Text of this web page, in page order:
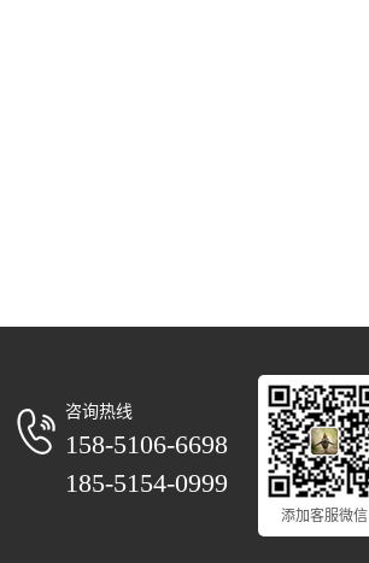
咨询热线
158-5106-6698
185-5154-0999
添加客服微信